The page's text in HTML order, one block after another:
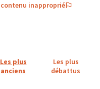
inapproprié
Les plus
anciens
Les plus
débattus